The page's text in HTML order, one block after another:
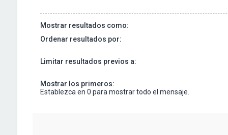
Mostrar resultados como:
Ordenar resultados por:
Limitar resultados previos a:
Mostrar los primeros:
Establezca en 0 para mostrar todo el mensaje.